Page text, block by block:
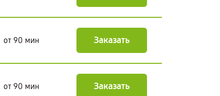
от 90 мин Заказать
от 90 мин Заказать